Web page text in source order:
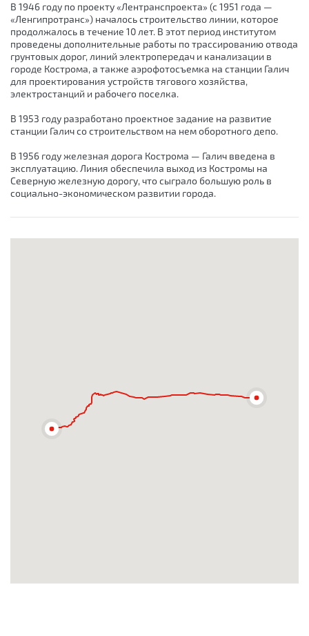
В 1946 году по проекту «Лентранспроекта» (с 1951 года —
«Ленгипротранс») началось строительство линии, которое
продолжалось в течение 10 лет. В этот период институтом
проведены дополнительные работы по трассированию отвода
грунтовых дорог, линий электропередач и канализации в
городе Кострома, а также аэрофотосъемка на станции Галич
для проектирования устройств тягового хозяйства,
электростанций и рабочего поселка.
В 1953 году разработано проектное задание на развитие
станции Галич со строительством на нем оборотного депо.
В 1956 году железная дорога Кострома — Галич введена в
эксплуатацию. Линия обеспечила выход из Костромы на
Северную железную дорогу, что сыграло большую роль в
социально-экономическом развитии города.